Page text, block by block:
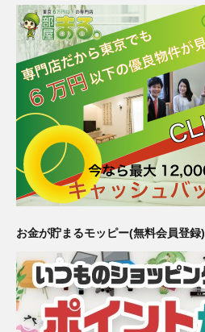
お金が貯まるモッピー(無料会員登録)